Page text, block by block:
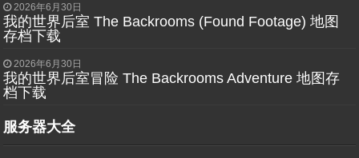
2026年6月30日
我的世界后室 The Backrooms (Found Footage) 地图
存档下载
2026年6月30日
我的世界后室冒险 The Backrooms Adventure 地图存
档下载
服务器大全